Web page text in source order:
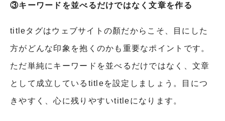
③キーワードを並べるだけではなく文章を作る
titleタグはウェブサイトの顏だからこそ、目にした
方がどんな印象を抱くのかも重要なポイントです。
ただ単純にキーワードを並べるだけではなく、文章
として成立しているtitleを設定しましょう。目につ
きやすく、心に残りやすいtitleになります。